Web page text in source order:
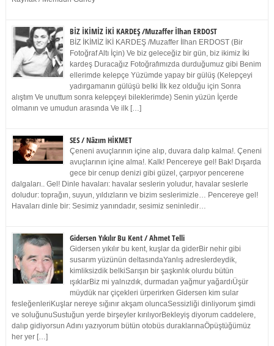
BİZ İKİMİZ İKİ KARDEŞ /Muzaffer İlhan ERDOST
BİZ İKİMİZ İKİ KARDEŞ /Muzaffer İlhan ERDOST (Bir
Fotoğraf Altı İçin) Ve biz geleceğiz bir gün, biz ikimiz İki
kardeş Duracağız Fotoğrafımızda durduğumuz gibi Benim
ellerimde kelepçe Yüzümde yapay bir gülüş (Kelepçeyi
yadırgamanın gülüşü belki İlk kez olduğu için Sonra
alıştım Ve unuttum sonra kelepçeyi bileklerimde) Senin yüzün İçerde
olmanın ve umudun arasında Ve ilk […]
SES / Nâzım HİKMET
Çeneni avuçlarının içine alıp, duvara dalıp kalma!. Çeneni
avuçlarının içine alma!. Kalk! Pencereye gel! Bak! Dışarda
gece bir cenup denizi gibi güzel, çarpıyor pencerene
dalgaları.. Gel! Dinle havaları: havalar seslerin yoludur, havalar seslerle
doludur: toprağın, suyun, yıldızların ve bizim seslerimizle… Pencereye gel!
Havaları dinle bir: Sesimiz yanındadır, sesimiz seninledir…
Gidersen Yıkılır Bu Kent / Ahmet Telli
Gidersen yıkılır bu kent, kuşlar da giderBir nehir gibi
susarım yüzünün deltasındaYanlış adreslerdeydik,
kimliksizdik belkiSarışın bir şaşkınlık olurdu bütün
ışıklarBiz mi yalnızdık, durmadan yağmur yağardıÜşür
müydük nar çiçekleri ürperirken Gidersen kim sular
fesleğenleriKuşlar nereye sığınır akşam oluncaSessizliği dinliyorum şimdi
ve soluğunuSustuğun yerde birşeyler kırılıyorBekleyiş diyorum caddelere,
dalıp gidiyorsun Adını yazıyorum bütün otobüs duraklarınaÖpüştüğümüz
her yer […]